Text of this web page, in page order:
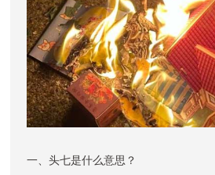
一、头七是什么意思？